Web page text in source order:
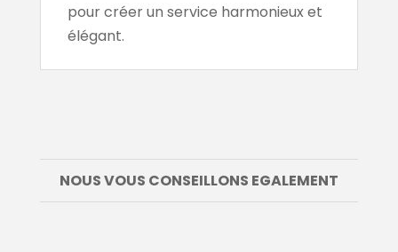
pour créer un service harmonieux et
élégant.
NOUS VOUS CONSEILLONS EGALEMENT